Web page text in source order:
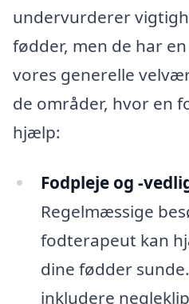
undervurderer
fødder, men de har
vores generelle
de områder, hvor en
hjælp:
Fodpleje og -
Regelmæssige
fodterapeut kan
dine fødder
inkludere